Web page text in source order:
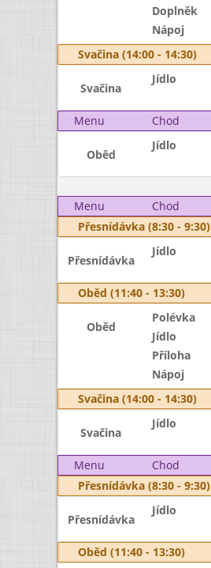
Doplněk
Nápoj
Svačina (14:00 - 14:30)
Svačina
Jídlo
Menu Chod
Oběd
Jídlo
Menu
Chod
Přesnídávka (8:30 - 9:30)
Přesnídávka
Jídlo
Oběd (11:40 - 13:30)
Oběd
Polévka
Jídlo
Příloha
Nápoj
Svačina (14:00 - 14:30)
Svačina
Jídlo
Menu Chod
Přesnídávka (8:30 - 9:30)
Přesnídávka
Jídlo
Oběd (11:40 - 13:30)